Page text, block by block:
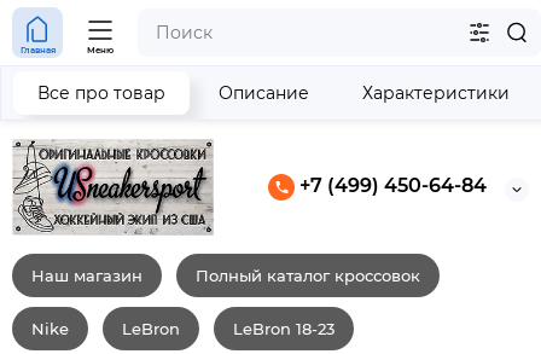
+7 (499) 450-64-84
Главная Меню
Наш магазин Полный каталог кроссовок
Nike LeBron LeBron 18-23
Все про товар Описание Характеристики